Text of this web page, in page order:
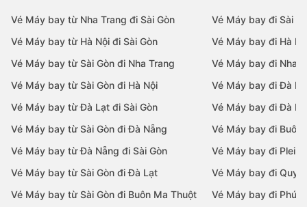
Vé Máy bay từ Nha Trang đi Sài Gòn
Vé Máy bay từ Hà Nội đi Sài Gòn
Vé Máy bay từ Sài Gòn đi Nha Trang
Vé Máy bay từ Sài Gòn đi Hà Nội
Vé Máy bay từ Đà Lạt đi Sài Gòn
Vé Máy bay từ Sài Gòn đi Đà Nẵng
Vé Máy bay từ Đà Nẵng đi Sài Gòn
Vé Máy bay từ Sài Gòn đi Đà Lạt
Vé Máy bay từ Sài Gòn đi Buôn Ma Thuột
Vé Máy bay đi Sài
Vé Máy bay đi Hà
Vé Máy bay đi Nha
Vé Máy bay đi Đà
Vé Máy bay đi Đà
Vé Máy bay đi Buôn
Vé Máy bay đi Pleiku
Vé Máy bay đi Quy
Vé Máy bay đi Phú